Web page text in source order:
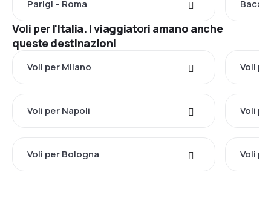
Parigi - Roma Bacau
Voli per l'Italia. I viaggiatori amano anche
queste destinazioni
Voli per Milano Voli
Voli per Napoli Voli
Voli per Bologna Voli